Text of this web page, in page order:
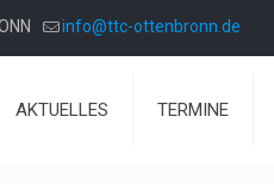
info@ttc-ottenbronn.de
AKTUELLES TERMINE